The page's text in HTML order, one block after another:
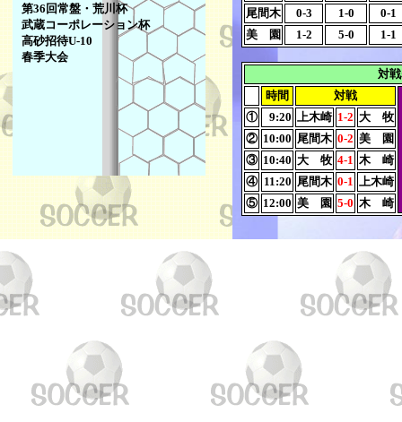
第36回常盤・荒川杯
武蔵コーポレーション杯
高砂招待U-10
春季大会
尾間木
0-3 1-0
0-1
美 園
1-2 5-0 1-1
対
時間
対戦
①
9:20 上木崎 1-2 大 牧
② 10:00 尾間木 0-2 美 園
③ 10:40 大 牧 4-1 木 崎
④ 11:20 尾間木 0-1
上木崎
⑤ 12:00 美 園 5-0 木 崎